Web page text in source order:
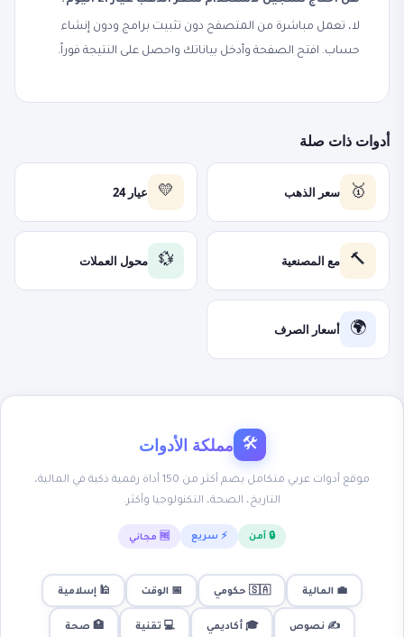
لا، تعمل مباشرة من المتصفح دون تثبيت برامج ودون إنشاء
حساب. افتح الصفحة وأدخل بياناتك واحصل على النتيجة فوراً.
أدوات ذات صلة
🥇 سعر الذهب 💛 عيار 24
🔨 مع المصنعية 💱 محول العملات
🌍 أسعار الصرف
🛠 مملكة الأدوات
موقع أدوات عربي متكامل يضم أكثر من 150 أداة رقمية ذكية في المالية،
التاريخ، الصحة، التكنولوجيا وأكثر.
🔒 آمن ⚡ سريع 🆓 مجاني
💼 المالية 🇸🇦 حكومي 📅 الوقت 🕌 إسلامية
✍️ نصوص 🎓 أكاديمي 💻 تقنية 🏥 صحة